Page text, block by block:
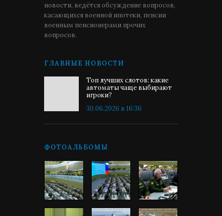
новости, ведётся обсуждение вопросов,
касающихся военной ипотеки, пенсии
военным пенсионерами прочих
вопросов.
ГЛАВНЫЕ НОВОСТИ
Топ лучших слотов: какие
автоматы чаще выбирают
игроки?
30.06.2026 в 16:36
ФОТОАЛЬБОМЫ